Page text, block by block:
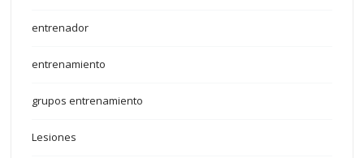
entrenador
entrenamiento
grupos entrenamiento
Lesiones